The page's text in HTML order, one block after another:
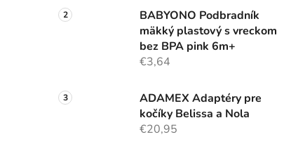
BABYONO Podbradník
mäkký plastový s vreckom
bez BPA pink 6m+
€3,64
ADAMEX Adaptéry pre
kočíky Belissa a Nola
€20,95